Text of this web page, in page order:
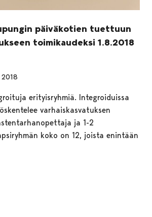
päiväkotien tuettuun
toimikaudeksi 1.8.2018
erityisryhmiä. Integroiduissa
varhaiskasvatuksen
ja 1-2
koko on 12, joista enintään